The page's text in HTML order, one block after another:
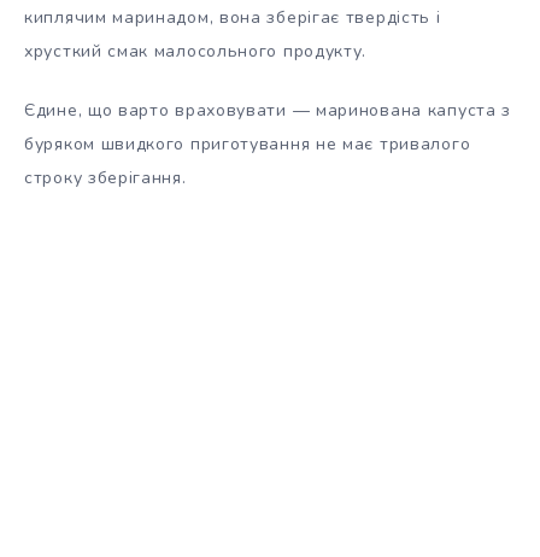
киплячим маринадом, вона зберігає твердість і
хрусткий смак малосольного продукту.
Єдине, що варто враховувати — маринована капуста з
буряком швидкого приготування не має тривалого
строку зберігання.